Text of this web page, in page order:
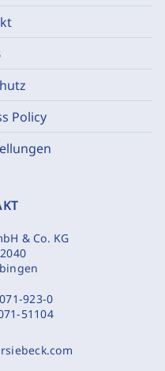
Policy
& Co. KG
923-0
51104